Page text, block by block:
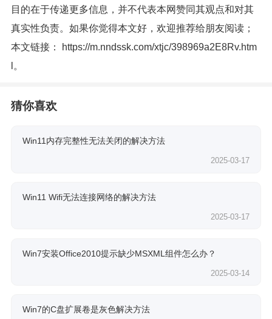
目的在于传递更多信息，并不代表本网赞同其观点和对其
真实性负责。如果你觉得本文好，欢迎推荐给朋友阅读；
本文链接：
https://m.nndssk.com/xtjc/398969a2E8Rv.htm
。
猜你喜欢
Win11内存完整性无法关闭的解决方法
2025-03-17
Win11 Wifi无法连接网络的解决方法
2025-03-17
Win7安装Office2010提示缺少MSXML组件怎么办？
2025-03-14
Win7的C盘扩展卷是灰色解决方法